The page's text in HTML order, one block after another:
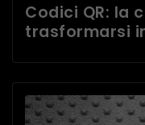
Codici QR: la
trasformarsi